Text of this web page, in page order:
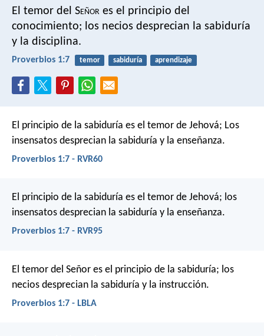
El temor del Señor es el principio del
conocimiento; los necios desprecian la sabiduría
y la disciplina.
Proverbios 1:7 temor sabiduría aprendizaje
El principio de la sabiduría es el temor de Jehová; Los
insensatos desprecian la sabiduría y la enseñanza.
Proverbios 1:7 - RVR60
El principio de la sabiduría es el temor de Jehová; los
insensatos desprecian la sabiduría y la enseñanza.
Proverbios 1:7 - RVR95
El temor del Señor es el principio de la sabiduría; los
necios desprecian la sabiduría y la instrucción.
Proverbios 1:7 - LBLA